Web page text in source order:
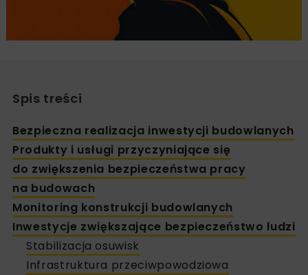
Spis treści
Bezpieczna realizacja inwestycji budowlanych
Produkty i usługi przyczyniające się
do zwiększenia bezpieczeństwa pracy
na budowach
Monitoring konstrukcji budowlanych
Inwestycje zwiększające bezpieczeństwo ludzi
Stabilizacja osuwisk
Infrastruktura przeciwpowodziowa